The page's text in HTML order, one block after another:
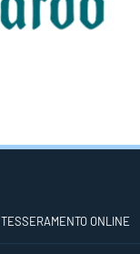
TESSERAMENTO ONLINE